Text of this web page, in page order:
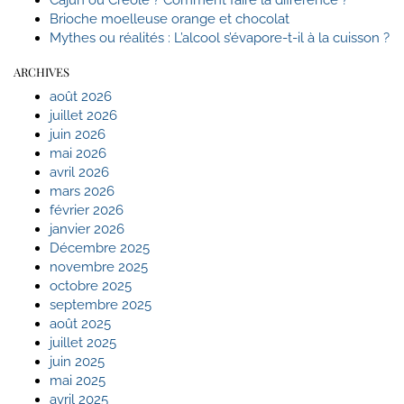
Brioche moelleuse orange et chocolat
Mythes ou réalités : L’alcool s’évapore-t-il à la cuisson ?
ARCHIVES
août 2026
juillet 2026
juin 2026
mai 2026
avril 2026
mars 2026
février 2026
janvier 2026
Décembre 2025
novembre 2025
octobre 2025
septembre 2025
août 2025
juillet 2025
juin 2025
mai 2025
avril 2025